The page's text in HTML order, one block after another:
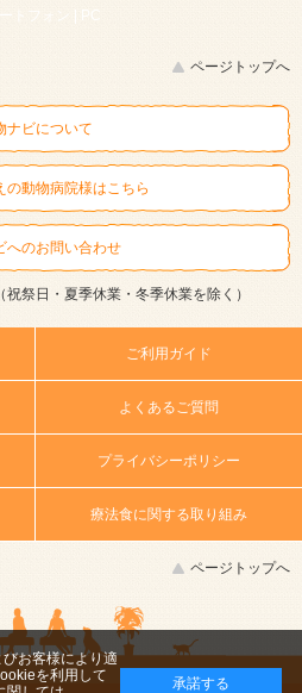
ートフォン |
ページトップへ
ナビについて
の動物病院様はこちら
へのお問い合わせ
祝祭日・夏季休業・冬季休業を除く）
ご利用ガイド
よくあるご質問
プライバシーポリシー
療法食に関する取り組み
ページトップへ
お客様により適
を利用して
承諾する